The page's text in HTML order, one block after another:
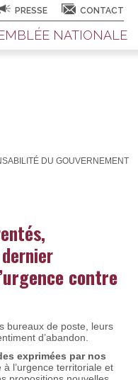
NATIONALE
PRESSE CONTACT
DU GOUVERNEMENT
contre
bureaux de poste, leurs
d’abandon.
exprimées par nos
l’urgence territoriale et